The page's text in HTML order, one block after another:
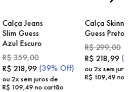
Calça Jeans
Slim Guess
Azul Escuro
R$359,00
R$ 218,99 (39% Off)
ou2x sem juros de
R$ 109,49no cartão
Calça Skinny
Guess Preto
R$299,00
R$ 218,99 (
ou 2x sem juros
R$ 109,49no